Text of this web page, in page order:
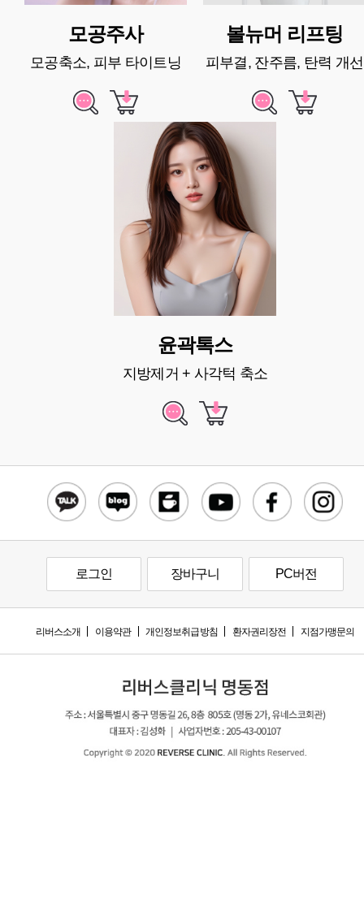
모공주사
모공축소, 피부 타이트닝
볼뉴머 리프팅
피부결, 잔주름, 탄력 개선
윤곽톡스
지방제거 + 사각턱 축소
로그인 장바구니 PC버전
리버스소개 이용약관 개인정보취급방침 환자권리장전 지점가맹문의